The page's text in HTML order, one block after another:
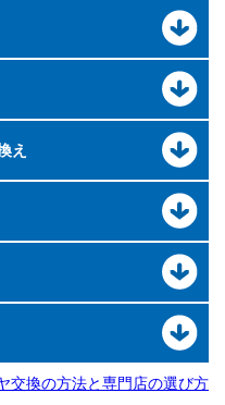
え
交換の方法と専門店の選び方